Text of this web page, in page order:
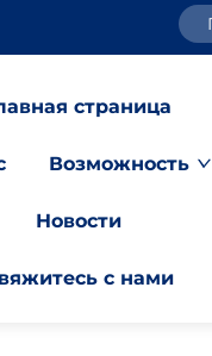
страница
Возможность
Новости
с нами